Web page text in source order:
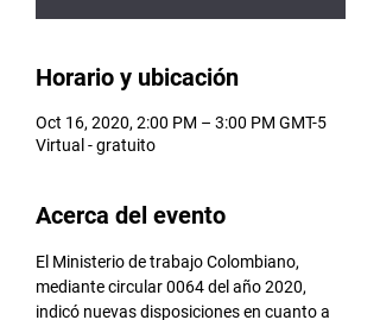
Horario y ubicación
Oct 16, 2020, 2:00 PM – 3:00 PM GMT-5
Virtual - gratuito
Acerca del evento
El Ministerio de trabajo Colombiano,
mediante circular 0064 del año 2020,
indicó nuevas disposiciones en cuanto a